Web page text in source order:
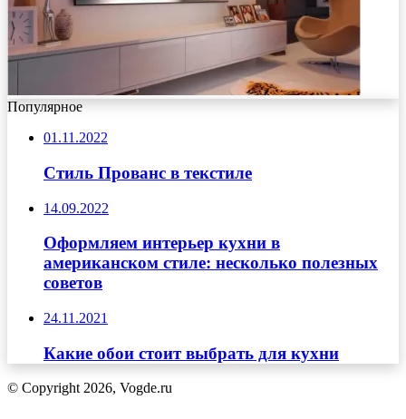
Популярное
01.11.2022
Стиль Прованс в текстиле
14.09.2022
Оформляем интерьер кухни в
американском стиле: несколько полезных
советов
24.11.2021
Какие обои стоит выбрать для кухни
© Copyright 2026, Vogde.ru